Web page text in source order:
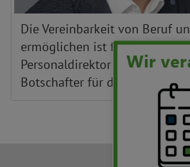
Die Vereinbarkeit von Beruf
ermöglichen ist für Thomas
Personaldirektor und
Botschafter für das Saarland,